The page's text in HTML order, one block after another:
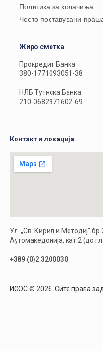
Политика за колачиња
Често поставувани
Жиро сметка
Прокредит Банка
380-1771093051-38
НЛБ Тутнска Банка
210-0682971602-69
Контакт и локација
Ул. „Св. Кирил и Методиј“
Аутомакедонија, кат 2 (до
+389 (0)2 3200030
ИСОС © 2026. Сите права